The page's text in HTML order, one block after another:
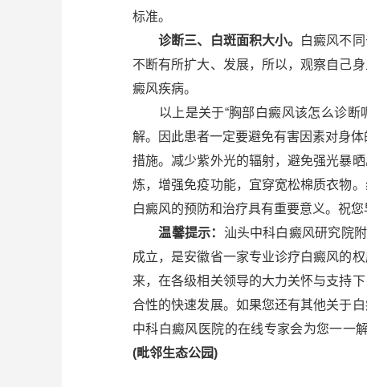
标准。
诊断三、白斑面积大小。
白癜风不
不断有所扩大、发展，所以，观察自己
癜风疾病。
以上是关于“胸部白癜风该怎么诊断
解。因此患者一定要避免有害因素对身
措施。减少紫外光的辐射，避免强光暴
炼，增强免疫功能，宜穿宽松棉质衣物
白癜风的预防和治疗具有重要意义。祝您
温馨提示： 汕头中科白癜风研究院
成立，是安徽省一家专业诊疗白癜风的
来，在各级相关领导的大力关怀与支持
合性的快速发展。如果您还有其他关于
中科白癜风医院的在线专家会为您一一
(毗邻生态公园)